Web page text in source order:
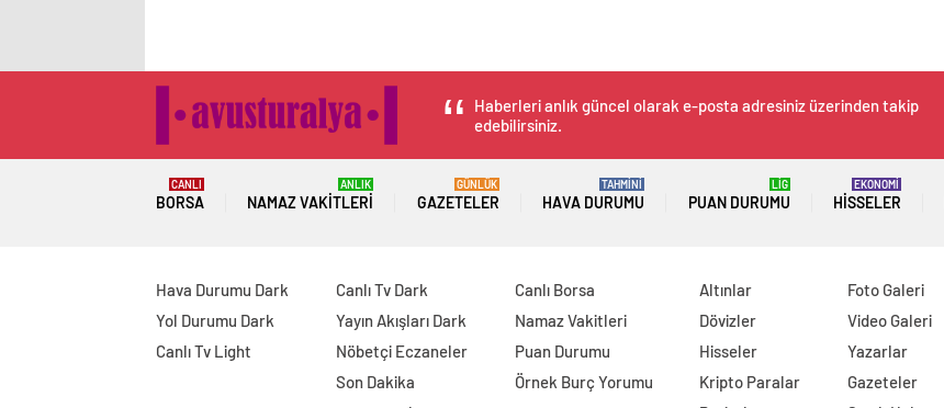
Haberleri anlık güncel olarak e-posta adresiniz üzerinden takip
edebilirsiniz.
BORSA
CANLI
NAMAZ VAKITLERI
ANLIK
GAZETELER
GÜNLÜK
HAVA DURUMU
TAHMİNİ
PUAN DURUMU
LİG
HISSELER
EKONOMİ
Hava Durumu Dark
Yol Durumu Dark
Canlı Tv Light
Canlı Tv Dark
Yayın Akışları Dark
Nöbetçi Eczaneler
Son Dakika
Canlı Borsa
Namaz Vakitleri
Puan Durumu
Örnek Burç Yorumu
Altınlar
Dövizler
Hisseler
Kripto Paralar
Foto Galeri
Video Galeri
Yazarlar
Gazeteler